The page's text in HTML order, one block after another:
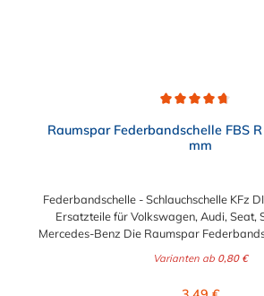
Raumspar Federbandschelle FBS
mm
Federbandschelle - Schlauchschelle KFz
Ersatzteile für Volkswagen, Audi, Seat,
Mercedes-Benz Die Raumspar
bieten eine konstante Spannkraft,
Varianten ab 0,80 €
Regulärer